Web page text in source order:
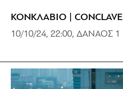
ΚΟΝΚΛΑΒΙΟ | CONCLAVE
10/10/24, 22:00, ΔΑΝΑΟΣ 1